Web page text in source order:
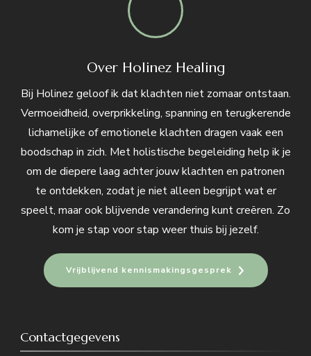
Over Holinez Healing
Bij Holinez geloof ik dat klachten niet zomaar ontstaan.
Vermoeidheid, overprikkeling, spanning en terugkerende
lichamelijke of emotionele klachten dragen vaak een
boodschap in zich. Met holistische begeleiding help ik je
om de diepere laag achter jouw klachten en patronen
te ontdekken, zodat je niet alleen begrijpt wat er
speelt, maar ook blijvende verandering kunt creëren. Zo
kom je stap voor stap weer thuis bij jezelf.
Vrijblijvend kennismakingsgesprek
Contactgegevens